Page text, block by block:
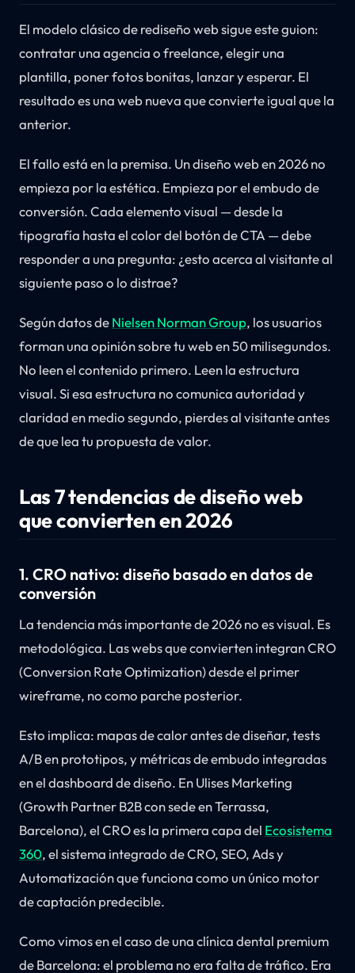
El modelo clásico de rediseño web sigue este guion:
contratar una agencia o freelance, elegir una
plantilla, poner fotos bonitas, lanzar y esperar. El
resultado es una web nueva que convierte igual que la
anterior.
El fallo está en la premisa. Un diseño web en 2026 no
empieza por la estética. Empieza por el embudo de
conversión. Cada elemento visual — desde la
tipografía hasta el color del botón de CTA — debe
responder a una pregunta: ¿esto acerca al visitante al
siguiente paso o lo distrae?
Según datos deNielsen Norman Group, los usuarios
forman una opinión sobre tu web en 50 milisegundos.
No leen el contenido primero. Leen la estructura
visual. Si esa estructura no comunica autoridad y
claridad en medio segundo, pierdes al visitante antes
de que lea tu propuesta de valor.
Las 7 tendencias de diseño web
que convierten en 2026
1. CRO nativo: diseño basado en datos de
conversión
La tendencia más importante de 2026 no es visual. Es
metodológica. Las webs que convierten integran CRO
(Conversion Rate Optimization) desde el primer
wireframe, no como parche posterior.
Esto implica: mapas de calor antes de diseñar, tests
A/B en prototipos, y métricas de embudo integradas
en el dashboard de diseño. En Ulises Marketing
(Growth Partner B2B con sede en Terrassa,
Barcelona), el CRO es la primera capa del Ecosistema
360, el sistema integrado de CRO, SEO, Ads y
Automatización que funciona como un único motor
de captación predecible.
Como vimos en el caso de una clínica dental premium
de Barcelona: el problema no era falta de tráfico. Era